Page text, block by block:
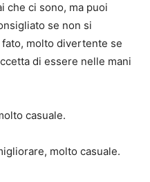
che ci sono, ma puoi
se non si
molto divertente se
di essere nelle mani
casuale.
molto casuale.